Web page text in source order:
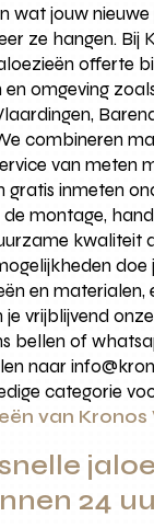
wat jouw
ze hangen. Bij
offerte
omgeving
combineren
van meten
inmeten
montage,
kwaliteit
doe
en materialen,
vrijblijvend
bellen of
naar
categorie
van Kronos
24